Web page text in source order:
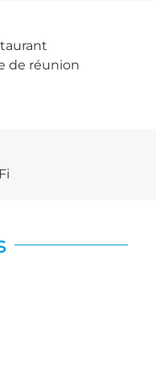
de réunion